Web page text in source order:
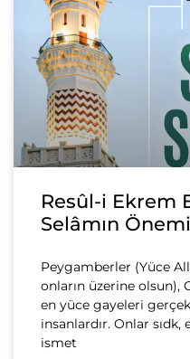
Resûl-i Ekrem
Selâmın
Peygamberler (Yüce
onların üzerine olsun),
en yüce gayeleri
insanlardır. Onlar
ismet